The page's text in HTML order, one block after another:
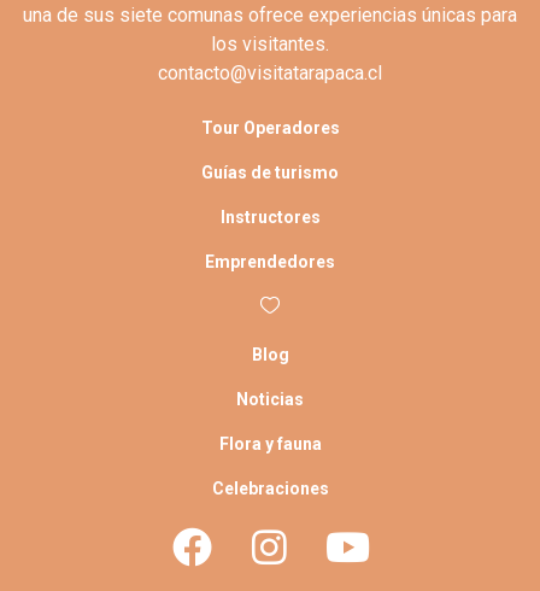
una de sus siete comunas ofrece experiencias únicas para
los visitantes.
contacto@visitatarapaca.cl
Tour Operadores
Guías de turismo
Instructores
Emprendedores
Blog
Noticias
Flora y fauna
Celebraciones